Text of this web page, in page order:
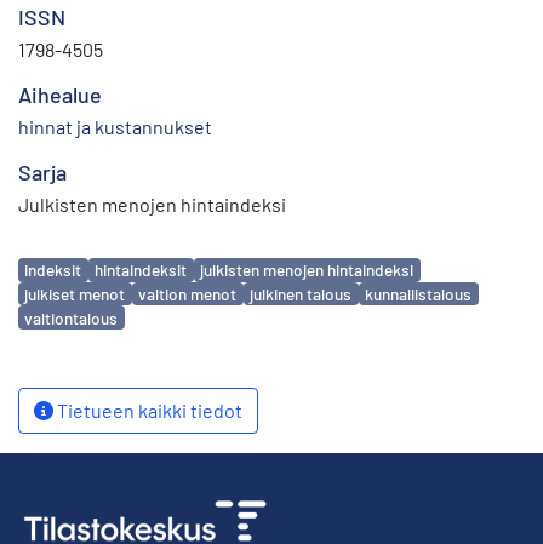
ISSN
1798-4505
Aihealue
hinnat ja kustannukset
Sarja
Julkisten menojen hintaindeksi
Avainsanat
indeksit hintaindeksit
julkisten menojen hintaindeksi
julkiset menot
valtion menot julkinen talous
kunnallistalous
valtiontalous
Tietueen kaikki tiedot